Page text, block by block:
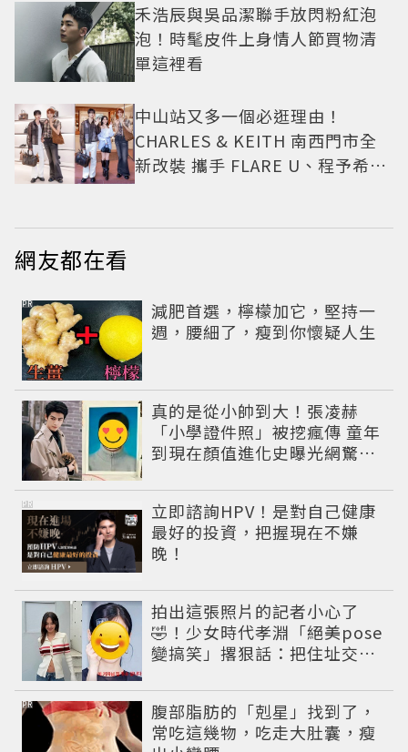
禾浩辰與吳品潔聯手放閃粉紅泡
泡！時髦皮件上身情人節買物清
單這裡看
中山站又多一個必逛理由！
CHARLES & KEITH 南西門市全
新改裝 攜手 FLARE U、程予希演
網友都在看
減肥首選，檸檬加它，堅持一
週，腰細了，瘦到你懷疑人生
PR
真的是從小帥到大！張凌赫
「小學證件照」被挖瘋傳 童年
到現在顏值進化史曝光網驚：
立即諮詢HPV！是對自己健康
最好的投資，把握現在不嫌
晚！
PR
拍出這張照片的記者小心了
🤣！少女時代孝淵「絕美pose
變搞笑」撂狠話：把住址交出
腹部脂肪的「剋星」找到了，
常吃這幾物，吃走大肚囊，瘦
PR